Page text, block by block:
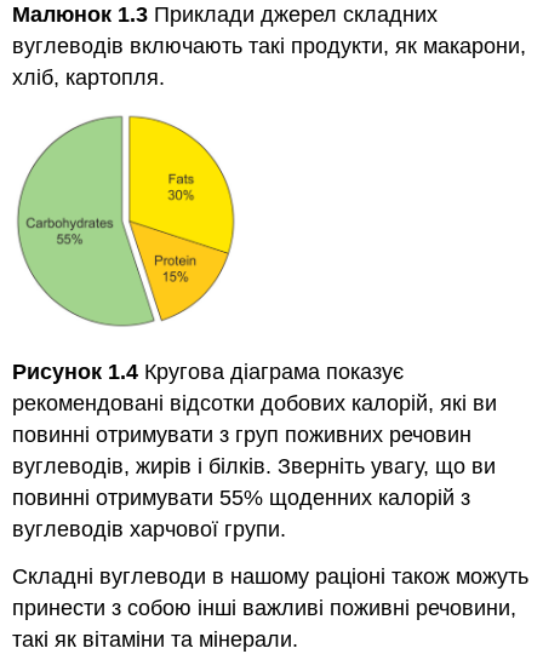
Малюнок 1.3 Приклади джерел складних
вуглеводів включають такі продукти, як макарони,
хліб, картопля.
Рисунок 1.4 Кругова діаграма показує
рекомендовані відсотки добових калорій, які ви
повинні отримувати з груп поживних речовин
вуглеводів, жирів і білків. Зверніть увагу, що ви
повинні отримувати 55% щоденних калорій з
вуглеводів харчової групи.
Складні вуглеводи в нашому раціоні також можуть
принести з собою інші важливі поживні речовини,
такі як вітаміни та мінерали.